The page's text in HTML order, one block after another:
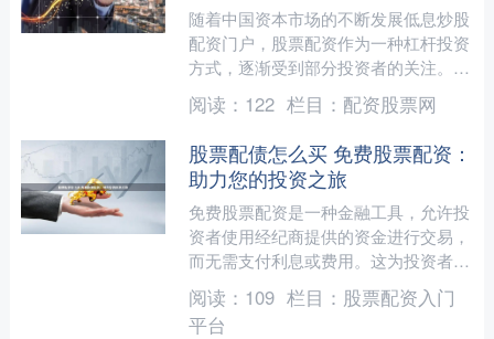
随着中国资本市场的不断发展低息炒股
配资门户，股票配资作为一种杠杆投资
方式，逐渐受到部分投资者的关注。上
海作为金融中心，汇聚了众多配资平
台。本文将为您梳理上海股票....
阅读： 122 栏目： 配资股票网
股票配债怎么买 免费股票配资：
助力您的投资之旅
免费股票配资是一种金融工具，允许投
资者使用经纪商提供的资金进行交易，
而无需支付利息或费用。这为投资者提
供了放大其投资组合的潜力，同时降低
风险。 1. 证券公司股....
阅读： 109 栏目： 股票配资入门
平台